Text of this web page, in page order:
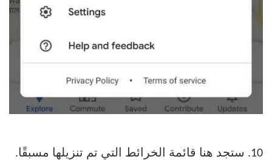
10. ستجد هنا قائمة الخرائط التي تم تنزيلها مسبقًا.